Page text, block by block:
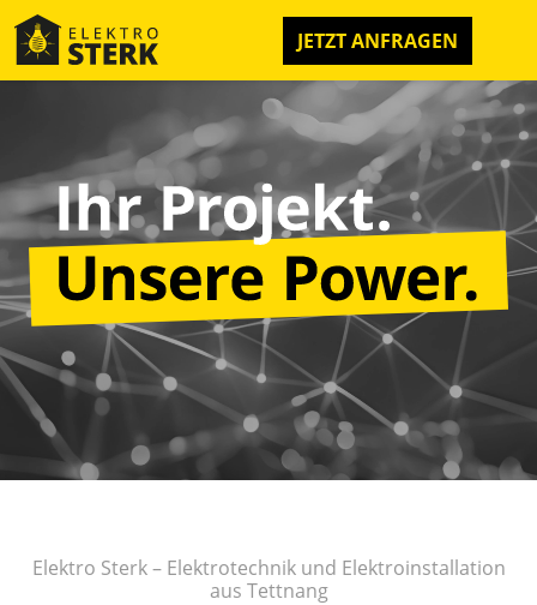
JETZT ANFRAGEN
Elektro Sterk – Elektrotechnik und Elektroinstallation
aus Tettnang